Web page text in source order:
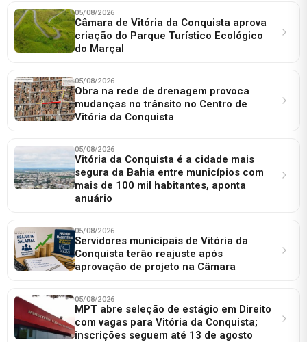
05/08/2026
Câmara de Vitória da Conquista aprova
criação do Parque Turístico Ecológico
do Marçal
05/08/2026
Obra na rede de drenagem provoca
mudanças no trânsito no Centro de
Vitória da Conquista
05/08/2026
Vitória da Conquista é a cidade mais
segura da Bahia entre municípios com
mais de 100 mil habitantes, aponta
anuário
05/08/2026
Servidores municipais de Vitória da
Conquista terão reajuste após
aprovação de projeto na Câmara
05/08/2026
MPT abre seleção de estágio em Direito
com vagas para Vitória da Conquista;
inscrições seguem até 13 de agosto